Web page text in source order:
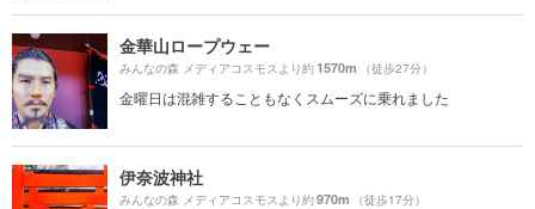
金華山ロープウェー
みんなの森 メディアコスモスより約1570m （徒歩27分）
金曜日は混雑することもなくスムーズに乗れました
伊奈波神社
みんなの森 メディアコスモスより約970m （徒歩17分）